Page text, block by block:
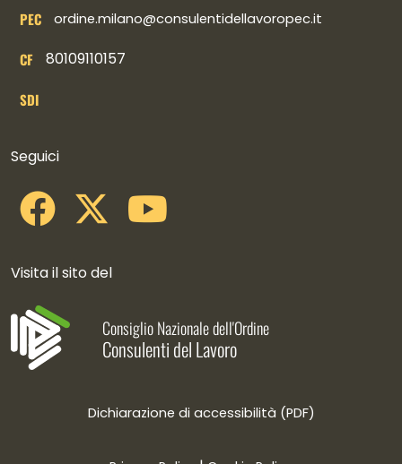
PEC ordine.milano@consulentidellavoropec.it
CF 80109110157
SDI
Seguici
Visita il sito del
Consiglio Nazionale dell'Ordine
Consulenti del Lavoro
Dichiarazione di accessibilità (PDF)